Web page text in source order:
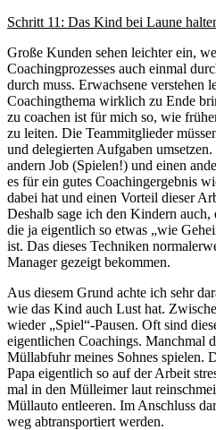
Schritt 11: Das Kind bei Laune
Große Kunden sehen leichter ein,
Coachingprozesses auch einmal
durch muss. Erwachsene verstehen
Coachingthema wirklich zu Ende
zu coachen ist für mich so, wie
zu leiten. Die Teammitglieder
und delegierten Aufgaben
andern Job (Spielen!) und einen
es für ein gutes Coachingergebnis
dabei hat und einen Vorteil dieser
Deshalb sage ich den Kindern auch,
die ja eigentlich so etwas „wie
ist. Das dieses Techniken
Manager gezeigt bekommen.
Aus diesem Grund achte ich sehr
wie das Kind auch Lust hat.
wieder „Spiel“-Pausen. Oft sind
eigentlichen Coachings. Manchmal
Müllabfuhr meines Sohnes spielen.
Papa eigentlich so auf der Arbeit
mal in den Mülleimer laut
Müllauto entleeren. Im Anschluss
weg abtransportiert werden.